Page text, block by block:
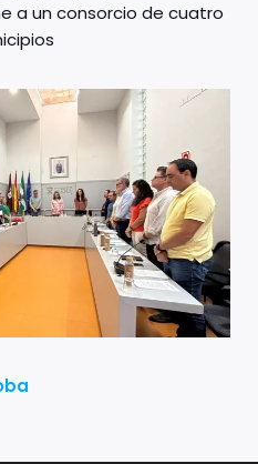
a un consorcio de cuatro